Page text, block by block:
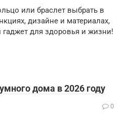
или браслет выбрать в
дизайне и материалах,
для здоровья и жизни!
дома в 2026 году
0